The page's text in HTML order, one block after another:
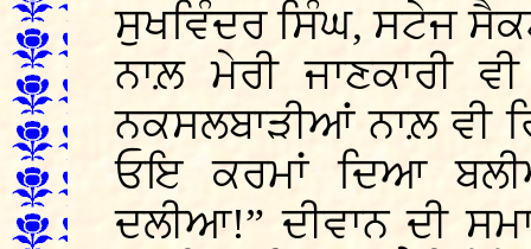
ਸੁਖਵਿੰਦਰ ਸਿੰਘ, ਸਟੇਜ
ਨਾਲ਼ ਮੇਰੀ ਜਾਣਕਾਰੀ
ਨਕਸਲਬਾੜੀਆਂ ਨਾਲ਼ ਵੀ
ਓਇ ਕਰਮਾਂ ਦਿਆ
ਦਲੀਆ!” ਦੀਵਾਨ ਦੀ